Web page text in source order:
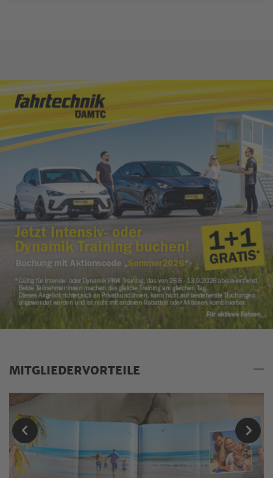
MITGLIEDERVORTEILE
Mitgliedervorteile